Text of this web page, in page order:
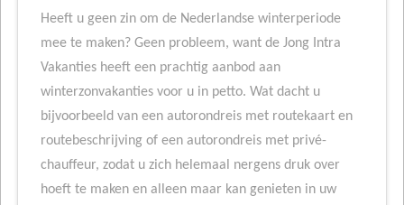
Heeft u geen zin om de Nederlandse winterperiode
mee te maken? Geen probleem, want de Jong Intra
Vakanties heeft een prachtig aanbod aan
winterzonvakanties voor u in petto. Wat dacht u
bijvoorbeeld van een autorondreis met routekaart en
routebeschrijving of een autorondreis met privé-
chauffeur, zodat u zich helemaal nergens druk over
hoeft te maken en alleen maar kan genieten in uw